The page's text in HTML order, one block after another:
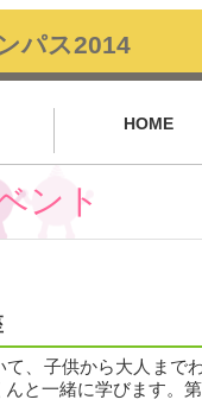
パス2014
HOME
ント
て、子供から大人まで
と一緒に学びます。